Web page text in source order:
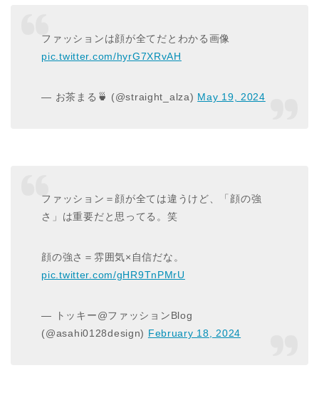
ファッションは顔が全てだとわかる画像
pic.twitter.com/hyrG7XRvAH
— お茶まる🍵 (@straight_alza) May 19, 2024
ファッション＝顔が全ては違うけど、「顔の強
さ」は重要だと思ってる。笑
顔の強さ＝雰囲気×自信だな。
pic.twitter.com/gHR9TnPMrU
— トッキー@ファッションBlog
(@asahi0128design) February 18, 2024